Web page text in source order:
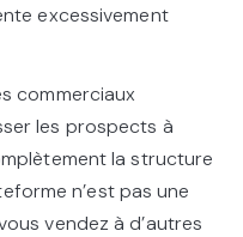
excessivement
commerciaux
les prospects à
la structure
n’est pas une
vendez à d’autres